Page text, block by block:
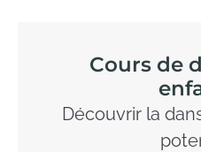
Cours de
Découvrir la